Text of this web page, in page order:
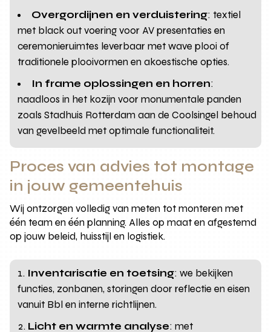
Overgordijnen en verduistering: textiel
met black out voering voor AV presentaties en
ceremonieruimtes leverbaar met wave plooi of
traditionele plooivormen en akoestische opties.
In frame oplossingen en horren:
naadloos in het kozijn voor monumentale panden
zoals Stadhuis Rotterdam aan de Coolsingel behoud
van gevelbeeld met optimale functionaliteit.
Proces van advies tot montage
in jouw gemeentehuis
Wij ontzorgen volledig van meten tot monteren met
één team en één planning. Alles op maat en afgestemd
op jouw beleid, huisstijl en logistiek.
Inventarisatie en toetsing: we bekijken
functies, zonbanen, storingen door reflectie en eisen
vanuit Bbl en interne richtlijnen.
Licht en warmte analyse: met